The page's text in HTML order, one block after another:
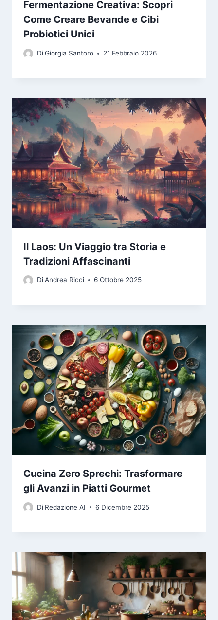
Fermentazione Creativa: Scopri
Come Creare Bevande e Cibi
Probiotici Unici
DiGiorgia Santoro 21 Febbraio 2026
Il Laos: Un Viaggio tra Storia e
Tradizioni Affascinanti
DiAndrea Ricci 6 Ottobre 2025
Cucina Zero Sprechi: Trasformare
gli Avanzi in Piatti Gourmet
Di Redazione AI 6 Dicembre 2025